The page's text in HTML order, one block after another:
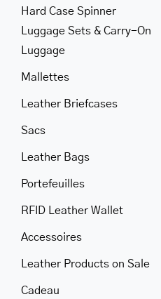
LEATHER BILL CLIPS
LEATHER LUGGAGE TAGS
LEATHER CELL PHONE
LEATHER PRODUCTS ON SALE
CADEAU
SOLDE
SE CONNECTER
Hard Case Spinner
Luggage Sets & Carry-On
Luggage
Mallettes
Leather Briefcases
Sacs
Leather Bags
Portefeuilles
RFID Leather Wallet
Accessoires
Leather Products on Sale
Cadeau